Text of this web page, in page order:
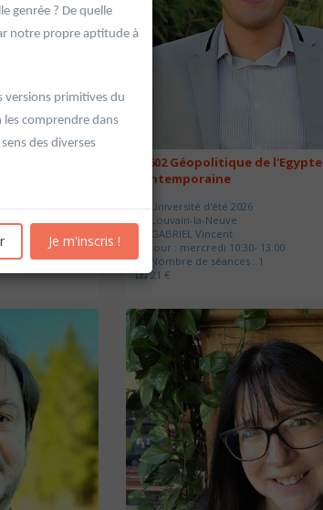
13:00
20602 Géopolitique de l'Egypte
contemporaine
Université d'été 2026
Louvain-la-Neuve
GABRIEL Vincent
Jour : mercredi 10:30- 13:00
Nombre de séances : 1
21 €
genrée ? De quelle
notre propre aptitude à
versions primitives du
les comprendre dans
des diverses
Je m'inscris !